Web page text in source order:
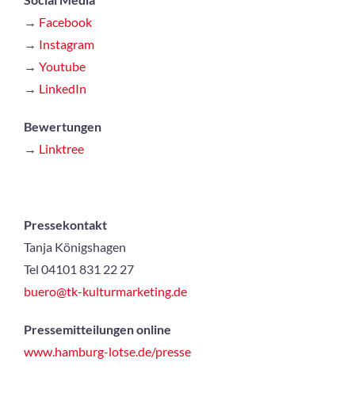
→ Facebook
→ Instagram
→ Youtube
→ LinkedIn
Bewertungen
→ Linktree
Pressekontakt
Tanja Königshagen
Tel 04101 831 22 27
buero@tk-kulturmarketing.de
Pressemitteilungen online
www.hamburg-lotse.de/presse